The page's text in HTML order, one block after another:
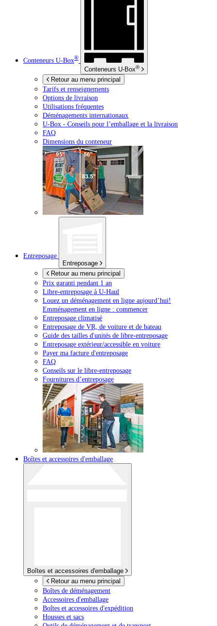
Conteneurs U-Box®
Conteneurs U-Box®
Retour au menu principal
Tarifs et renseignements
Options de livraison
Utilisations fréquentes
Déménagements internationaux
U-Box - Conseils pour l’emballage et la livraison
FAQ
Dimensions du conteneur
Entreposage
Entreposage
Retour au menu principal
Prix garanti pendant 1 an
Libre-entreposage à U-Haul
Louez un déménagement en ligne aujourd’hui!
Emménagement en ligne : commencer
Entreposage climatisé
Entreposage de VR, de voiture et de bateau
Guide des tailles d'unités de libre-entreposage
Entreposage extérieur/accessible en voiture
Payer ma facture d'entreposage
FAQ
Conseils sur le libre-entreposage
Fournitures d’entreposage
Boîtes et accessoires d'emballage
Boîtes et accessoires d'emballage
Retour au menu principal
Boîtes de déménagement
Accessoires d'emballage
Boîtes et accessoires d'expédition
Housses et sacs